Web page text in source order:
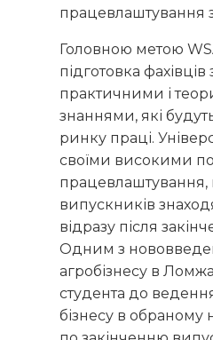
працевлаштування
Головною метою
підготовка
практичними і
знаннями, які
ринку праці.
своїми високими
працевлаштування,
випускників
відразу після
Одним з
агробізнесу в
студента до
бізнесу в обраному